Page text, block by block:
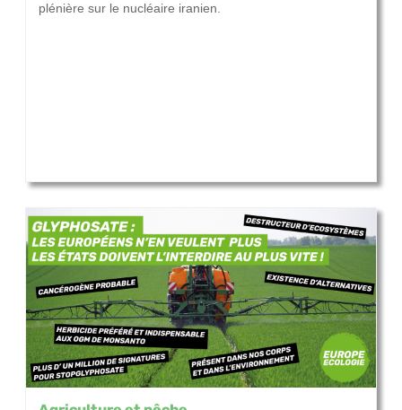
plénière sur le nucléaire iranien.